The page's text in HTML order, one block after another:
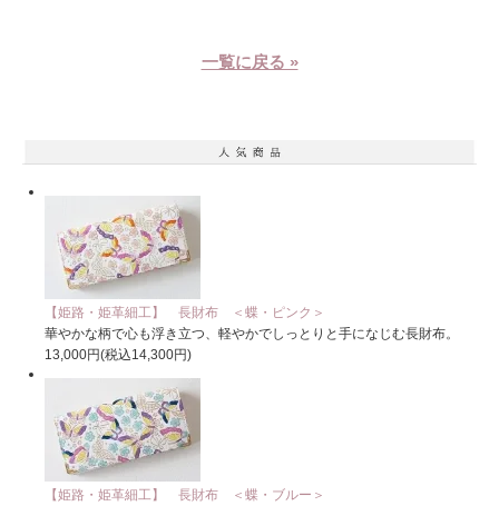
一覧に戻る »
【姫路・姫革細工】 長財布 ＜蝶・ピンク＞
華やかな柄で心も浮き立つ、軽やかでしっとりと手になじむ長財布。
13,000円(税込14,300円)
【姫路・姫革細工】 長財布 ＜蝶・ブルー＞